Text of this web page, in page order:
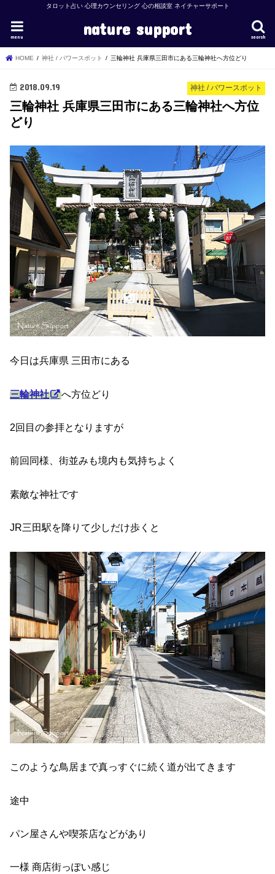
タロット占い 心理カウンセリング 心の相談室 ネイチャーサポート
nature support search
menu
HOME 神社 / パワースポット 三輪神社 兵庫県三田市にある三輪神社へ方位どり
神社 / パワースポット
2018.09.19
三輪神社 兵庫県三田市にある三輪神社へ方位
どり
今日は兵庫県 三田市にある
三輪神社 へ方位どり
2回目の参拝となりますが
前回同様、街並みも境内も気持ちよく
素敵な神社です
JR三田駅を降りて少しだけ歩くと
このような鳥居まで真っすぐに続く道が出てきます
途中
パン屋さんや喫茶店などがあり
一様 商店街っぽい感じ